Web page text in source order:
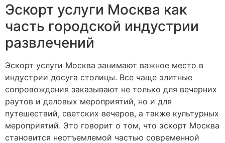
Эскорт услуги Москва как
часть городской индустрии
развлечений
Эскорт услуги Москва занимают важное место в
индустрии досуга столицы. Все чаще элитные
сопровождения заказывают не только для вечерних
раутов и деловых мероприятий, но и для
путешествий, светских вечеров, а также культурных
мероприятий. Это говорит о том, что эскорт Москва
становится неотъемлемой частью современной